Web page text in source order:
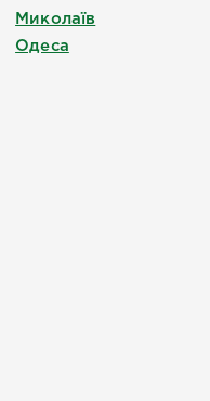
Миколаїв
Одеса